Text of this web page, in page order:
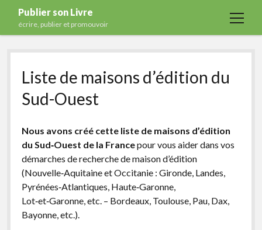
Publier son Livre
écrire, publier et promouvoir
open
Accueil
Formations
Services
Auto-édition
Maisons d’édition
Ecriture
Actualités
A propos
Liste de maisons d’édition du
Sud-Ouest
Nous avons créé cette liste de maisons d’édition
du Sud‑Ouest de la Francepour vous aider dans vos
démarches de recherche de maison d’édition
(Nouvelle‑Aquitaine et Occitanie : Gironde, Landes,
Pyrénées‑Atlantiques, Haute‑Garonne,
Lot‑et‑Garonne, etc. – Bordeaux, Toulouse, Pau, Dax,
Bayonne, etc.).